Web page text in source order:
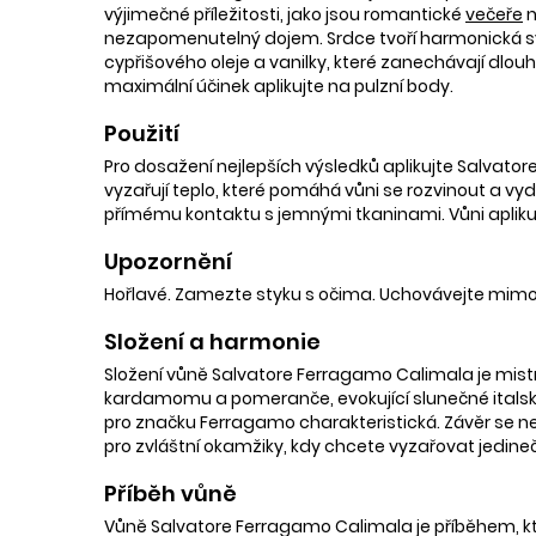
výjimečné příležitosti, jako jsou romantické večeře
nezapomenutelný dojem. Srdce tvoří harmonická
cypřišového oleje a vanilky, které zanechávají
maximální účinek aplikujte na pulzní body.
Použití
Pro dosažení nejlepších výsledků aplikujte
vyzařují teplo, které pomáhá vůni se rozvinout a
přímému kontaktu s jemnými tkaninami. Vůni
Upozornění
Hořlavé. Zamezte styku s očima. Uchovávejte
Složení a harmonie
Složení vůně Salvatore Ferragamo Calimala je
kardamomu a pomeranče, evokující slunečné
pro značku Ferragamo charakteristická. Závěr se
pro zvláštní okamžiky, kdy chcete vyzařovat
Příběh vůně
Vůně Salvatore Ferragamo Calimala je příběhem,